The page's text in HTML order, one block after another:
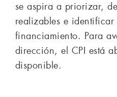
se aspira a priorizar,
realizables e identificar
financiamiento. Para
dirección, el CPI está
disponible.